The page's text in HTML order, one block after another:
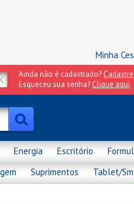
Minha
Ainda não é cadastrado?
Esqueceu sua senha? Clique aqui.
Energia Escritório
Suprimentos Tablet/